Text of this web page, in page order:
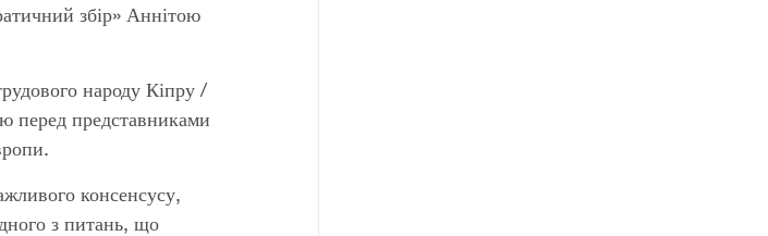
збір» Аннітою
народу Кіпру /
представниками
консенсусу,
з питань, що